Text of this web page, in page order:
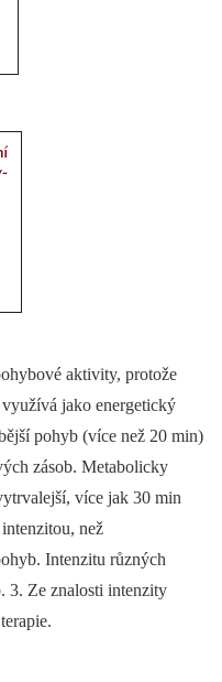
aktivity, protože
jako energetický
pohyb (více než 20 min)
zásob. Metabolicky
více jak 30 min
než
Intenzitu různých
3. Ze znalosti intenzity